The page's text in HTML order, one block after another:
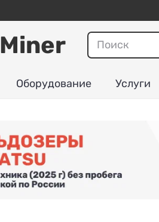
Miner
Оборудование Услуги